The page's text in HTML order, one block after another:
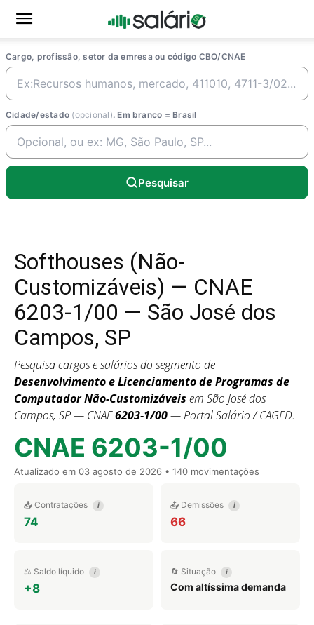
Cargo, profissão, setor da emresa ou código CBO/CNAE
Cidade/estado (opcional). Em branco = Brasil
Pesquisar
Softhouses (Não-
Customizáveis) — CNAE
6203-1/00 — São José dos
Campos, SP
Pesquisa cargos e salários do segmento de
Desenvolvimento e Licenciamento de Programas de
Computador Não-Customizáveis em São José dos
Campos, SP — CNAE6203-1/00— Portal Salário / CAGED.
CNAE 6203-1/00
Atualizado em 03 agosto de 2026 • 140 movimentações
📥 Contratações i
74
📤 Demissões i
66
⚖️ Saldo líquido i
+8
🔄 Situação i
Com altíssima demanda